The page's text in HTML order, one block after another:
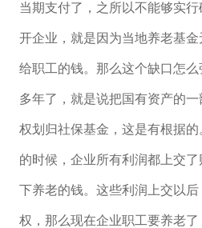
当期支付了，之所以不能够实
开企业，就是因为当地养老基
给职工的钱。那么这个缺口怎
多年了，就是说把国有资产的
权划归社保基金，这是有根据
的时候，企业所有利润都上交
下养老的钱。这些利润上交以
权，那么现在企业职工要养老